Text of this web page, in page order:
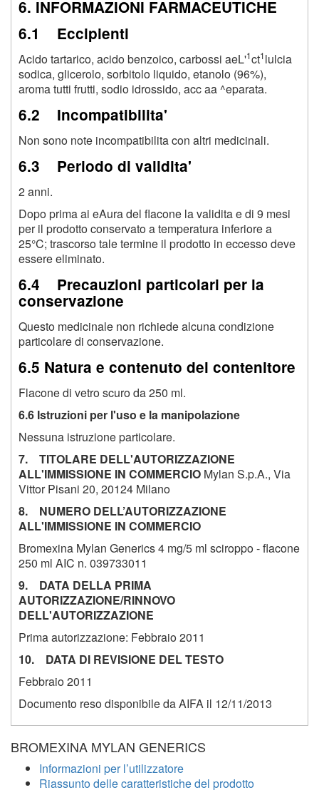
6. INFORMAZIONI FARMACEUTICHE
6.1 Eccipienti
Acido tartarico, acido benzoico, carbossi aeL'1ct1lulcia
sodica, glicerolo, sorbitolo liquido, etanolo (96%),
aroma tutti frutti, sodio idrossido, acc aa ^eparata.
6.2 Incompatibilita'
Non sono note incompatibilita con altri medicinali.
6.3 Periodo di validita'
2 anni.
Dopo prima ai eAura del flacone la validita e di 9 mesi
per il prodotto conservato a temperatura inferiore a
25°C; trascorso tale termine il prodotto in eccesso deve
essere eliminato.
6.4 Precauzioni particolari per la
conservazione
Questo medicinale non richiede alcuna condizione
particolare di conservazione.
6.5 Natura e contenuto del contenitore
Flacone di vetro scuro da 250 ml.
6.6 Istruzioni per l'uso e la manipolazione
Nessuna istruzione particolare.
7. TITOLARE DELL'AUTORIZZAZIONE
ALL'IMMISSIONE IN COMMERCIO Mylan S.p.A., Via
Vittor Pisani 20, 20124 Milano
8. NUMERO DELL’AUTORIZZAZIONE
ALL'IMMISSIONE IN COMMERCIO
Bromexina Mylan Generics 4 mg/5 ml sciroppo - flacone
250 ml AIC n. 039733011
9. DATA DELLA PRIMA
AUTORIZZAZIONE/RINNOVO
DELL'AUTORIZZAZIONE
Prima autorizzazione: Febbraio 2011
10. DATA DI REVISIONE DEL TESTO
Febbraio 2011
Documento reso disponibile da AIFA il 12/11/2013
BROMEXINA MYLAN GENERICS
Informazioni per l’utilizzatore
Riassunto delle caratteristiche del prodotto